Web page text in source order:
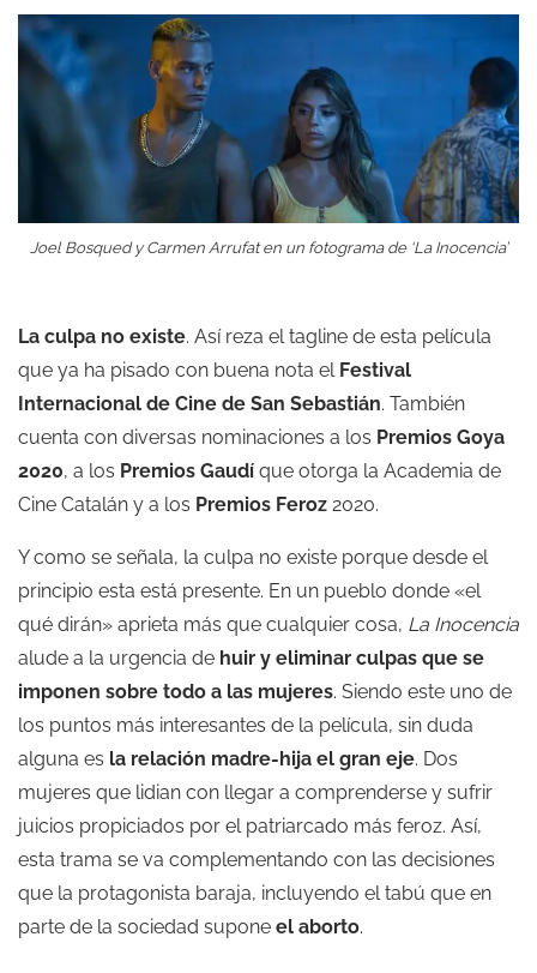
Joel Bosqued y Carmen Arrufat en un fotograma de ‘La Inocencia’
La culpa no existe. Así reza el tagline de esta película
que ya ha pisado con buena nota el Festival
Internacional de Cine de San Sebastián. También
cuenta con diversas nominaciones a los Premios Goya
2020, a los Premios Gaudí que otorga la Academia de
Cine Catalán y a los Premios Feroz 2020.
Y como se señala, la culpa no existe porque desde el
principio esta está presente. En un pueblo donde «el
qué dirán» aprieta más que cualquier cosa, La Inocencia
alude a la urgencia de huir y eliminar culpas que se
imponen sobre todo a las mujeres. Siendo este uno de
los puntos más interesantes de la película, sin duda
alguna es la relación madre-hija el gran eje. Dos
mujeres que lidian con llegar a comprenderse y sufrir
juicios propiciados por el patriarcado más feroz. Así,
esta trama se va complementando con las decisiones
que la protagonista baraja, incluyendo el tabú que en
parte de la sociedad supone el aborto.